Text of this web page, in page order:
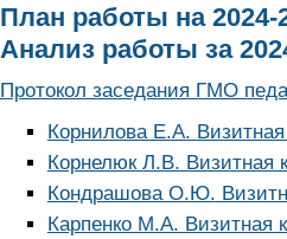
План работы на
Анализ работы за
Протокол заседания ГМО
Корнилова Е.А.
Корнелюк Л.В. Визитная
Кондрашова О.Ю.
Карпенко М.А. Визитная